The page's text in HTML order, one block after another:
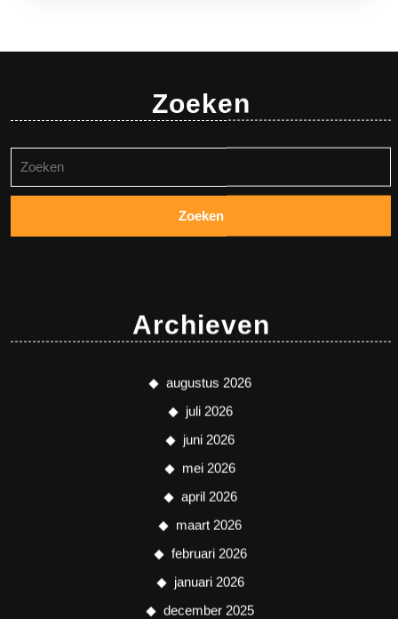
Zoeken
naar:
Archieven
augustus 2026
juli 2026
juni 2026
mei 2026
april 2026
maart 2026
februari 2026
januari 2026
december 2025